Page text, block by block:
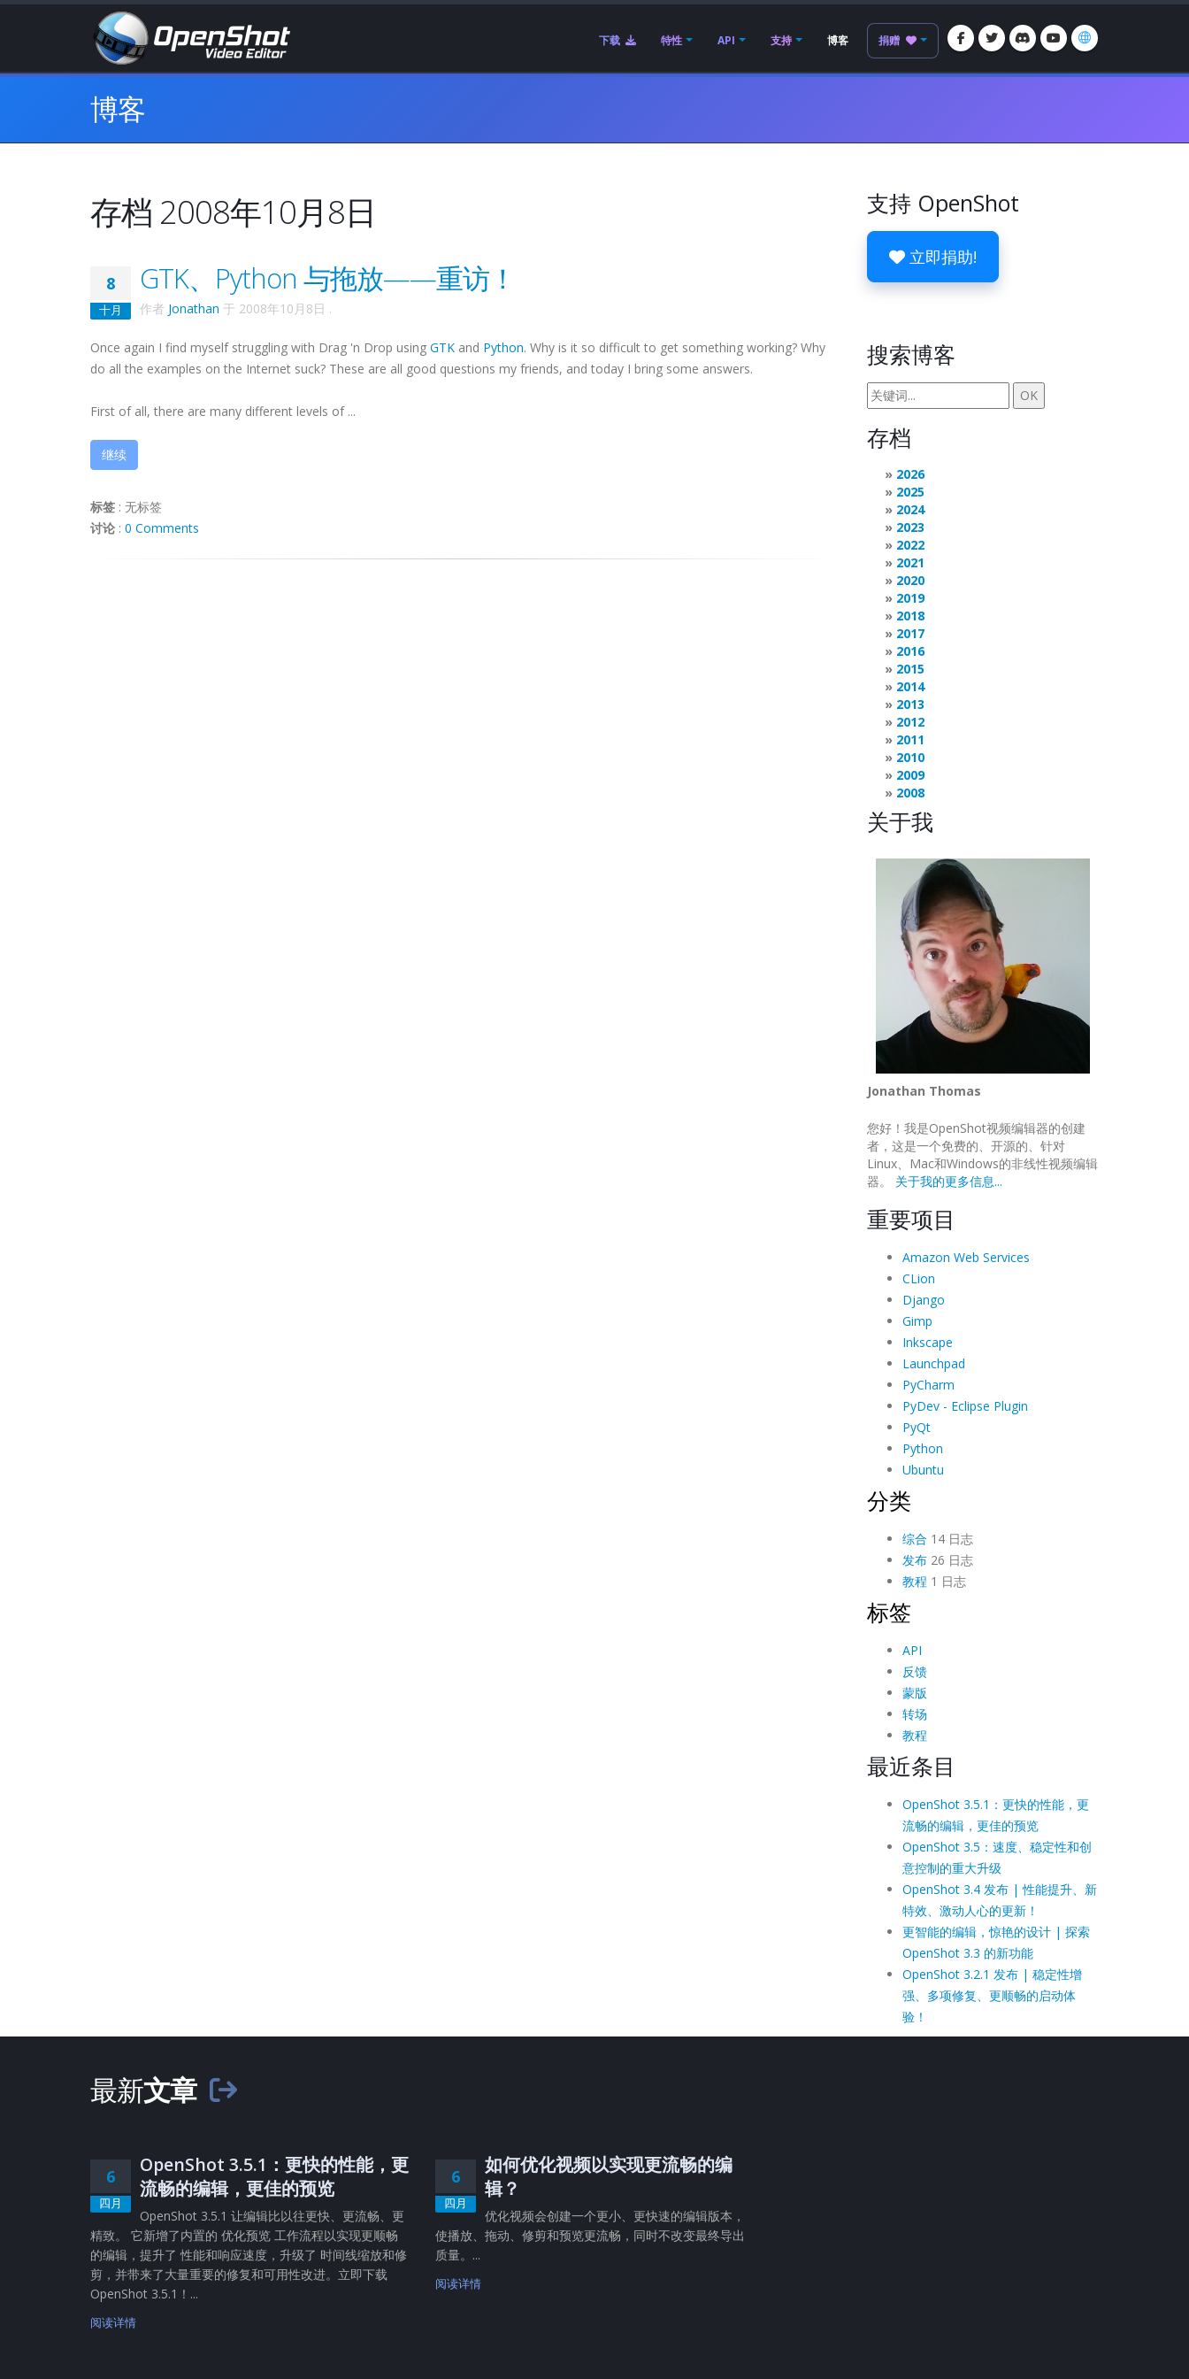
下载 特性 API 支持 博客 捐赠
博客
存档 2008年10月8日
8
十月
GTK、Python 与拖放——重访！
作者 Jonathan 于 2008年10月8日 .
Once again I find myself struggling with Drag 'n Drop using GTK and Python. Why is it so difficult to get something working? Why
do all the examples on the Internet suck? These are all good questions my friends, and today I bring some answers.
First of all, there are many different levels of ...
继续
标签 : 无标签
讨论 : 0 Comments
支持 OpenShot
立即捐助!
搜索博客
存档
2026
2025
2024
2023
2022
2021
2020
2019
2018
2017
2016
2015
2014
2013
2012
2011
2010
2009
2008
关于我
Jonathan Thomas
您好！我是OpenShot视频编辑器的创建
者，这是一个免费的、开源的、针对
Linux、Mac和Windows的非线性视频编辑
器。 关于我的更多信息...
重要项目
Amazon Web Services
CLion
Django
Gimp
Inkscape
Launchpad
PyCharm
PyDev - Eclipse Plugin
PyQt
Python
Ubuntu
分类
综合 14 日志
发布26 日志
教程 1 日志
标签
API
反馈
蒙版
转场
教程
最近条目
OpenShot 3.5.1：更快的性能，更
流畅的编辑，更佳的预览
OpenShot 3.5：速度、稳定性和创
意控制的重大升级
OpenShot 3.4 发布 | 性能提升、新
特效、激动人心的更新！
更智能的编辑，惊艳的设计 | 探索
OpenShot 3.3 的新功能
OpenShot 3.2.1 发布 | 稳定性增
强、多项修复、更顺畅的启动体
验！
最新文章
6
四月
OpenShot 3.5.1：更快的性能，更
流畅的编辑，更佳的预览
OpenShot 3.5.1 让编辑比以往更快、更流畅、更
精致。 它新增了内置的 优化预览 工作流程以实现更顺畅
的编辑，提升了 性能和响应速度，升级了 时间线缩放和修
剪，并带来了大量重要的修复和可用性改进。立即下载
OpenShot 3.5.1！...
阅读详情
6
四月
如何优化视频以实现更流畅的编
辑？
优化视频会创建一个更小、更快速的编辑版本，
使播放、拖动、修剪和预览更流畅，同时不改变最终导出
质量。...
阅读详情